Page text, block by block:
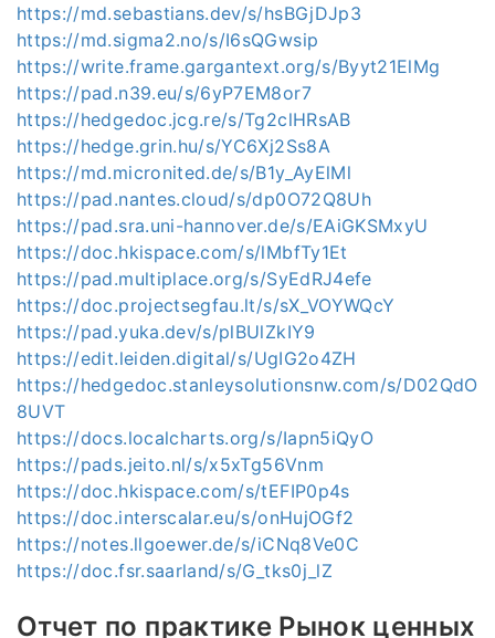
https://md.sebastians.dev/s/hsBGjDJp3
https://md.sigma2.no/s/I6sQGwsip
https://write.frame.gargantext.org/s/Byyt21ElMg
https://pad.n39.eu/s/6yP7EM8or7
https://hedgedoc.jcg.re/s/Tg2clHRsAB
https://hedge.grin.hu/s/YC6Xj2Ss8A
https://md.micronited.de/s/B1y_AyElMl
https://pad.nantes.cloud/s/dp0O72Q8Uh
https://pad.sra.uni-hannover.de/s/EAiGKSMxyU
https://doc.hkispace.com/s/lMbfTy1Et
https://pad.multiplace.org/s/SyEdRJ4efe
https://doc.projectsegfau.lt/s/sX_VOYWQcY
https://pad.yuka.dev/s/plBUlZkIY9
https://edit.leiden.digital/s/UgIG2o4ZH
https://hedgedoc.stanleysolutionsnw.com/s/D02QdO
8UVT
https://docs.localcharts.org/s/Iapn5iQyO
https://pads.jeito.nl/s/x5xTg56Vnm
https://doc.hkispace.com/s/tEFIP0p4s
https://doc.interscalar.eu/s/onHujOGf2
https://notes.llgoewer.de/s/iCNq8Ve0C
https://doc.fsr.saarland/s/G_tks0j_lZ
Отчет по практике Рынок ценных